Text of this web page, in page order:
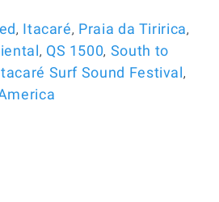
, Itacaré, Praia da Tiririca,
, QS 1500, South to
Surf Sound Festival,